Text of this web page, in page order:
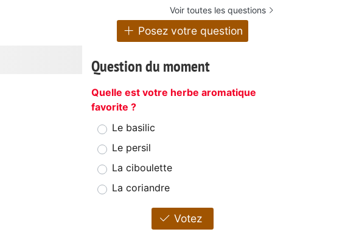
Voir toutes les questions
Posez votre question
Question du moment
Quelle est votre herbe aromatique
favorite ?
Le basilic
Le persil
La ciboulette
La coriandre
Votez